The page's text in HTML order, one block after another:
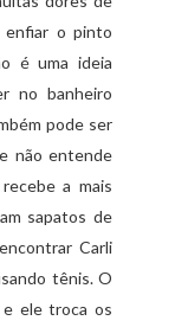
enfiar o pinto
é uma ideia
no banheiro
pode ser
não entende
a mais
sapatos de
Carli
tênis. O
e ele troca os